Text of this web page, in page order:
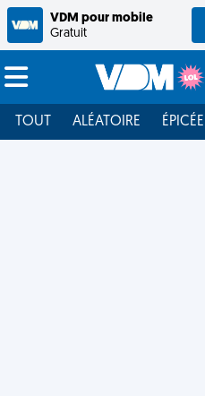
VDM pour mobile
Gratuit
TOUT ALÉATOIRE ÉPICÉE